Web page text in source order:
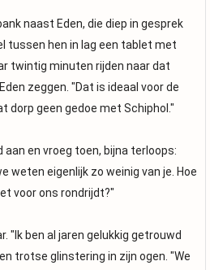
naast Eden, die diep in gesprek
tussen hen in lag een tablet met
twintig minuten rijden naar dat
zeggen. "Dat is ideaal voor de
dorp geen gedoe met Schiphol."
en vroeg toen, bijna terloops:
weten eigenlijk zo weinig van je. Hoe
voor ons rondrijdt?"
"Ik ben al jaren gelukkig getrouwd
trotse glinstering in zijn ogen. "We